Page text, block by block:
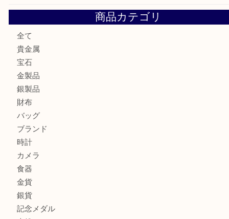
ロイヤルコペンハーゲンの湯呑を売りたい時は買取大吉大
全て
貴金属
宝石
金製品
銀製品
財布